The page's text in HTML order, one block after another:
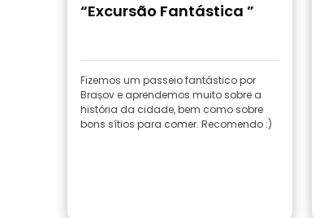
“Excursão Fantástica ”
Fizemos um passeio fantástico por
Brașov e aprendemos muito sobre a
história da cidade, bem como sobre
bons sítios para comer. Recomendo :)